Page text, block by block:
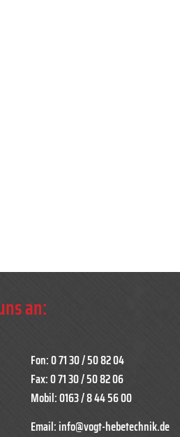
an:
Fon: 0 71 30 / 50 82 04
Fax: 0 71 30 / 50 82 06
Mobil: 0163 / 8 44 56 00
Email:info@vogt-hebetechnik.de